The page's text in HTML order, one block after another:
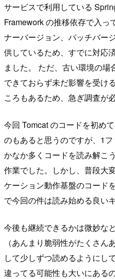
サービスで利用している
Framework の推移依存で入っ
ナーバージョン、パッチバー
供しているため、すでに対応
ました。 ただ、古い環境の
できておらず未だ影響を受け
ころもあるため、急ぎ調査が
今回 Tomcat のコードを初め
のもあると思うのですが、1
かなか多くコードを読み解こ
作業でした。しかし、普段大
ケーション動作基盤のコード
で今回の件は読み始める良い
今後も継続できるかは微妙な
（あんまり脆弱性がたくさ
して少しずつ読めるようにし
違ってる可能性も大いにある